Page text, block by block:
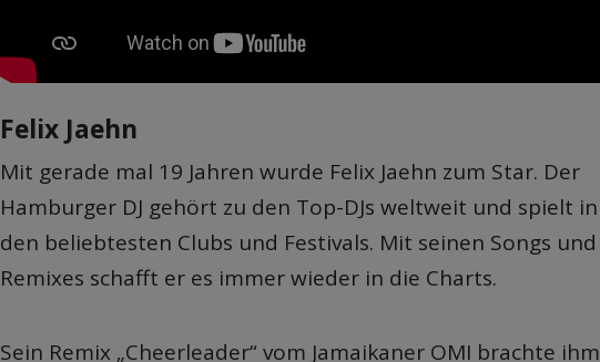
Felix Jaehn
Mit gerade mal 19 Jahren wurde Felix Jaehn zum Star. Der
Hamburger DJ gehört zu den Top-DJs weltweit und spielt in
den beliebtesten Clubs und Festivals. Mit seinen Songs und
Remixes schafft er es immer wieder in die Charts.
Sein Remix „Cheerleader“ vom Jamaikaner OMI brachte ihm